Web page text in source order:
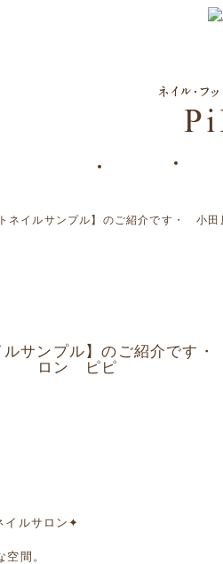
ネイルサンプル】のご紹介です・ 小
ルサンプル】のご紹介です
ロン ピピ
イルサロン✦
間。